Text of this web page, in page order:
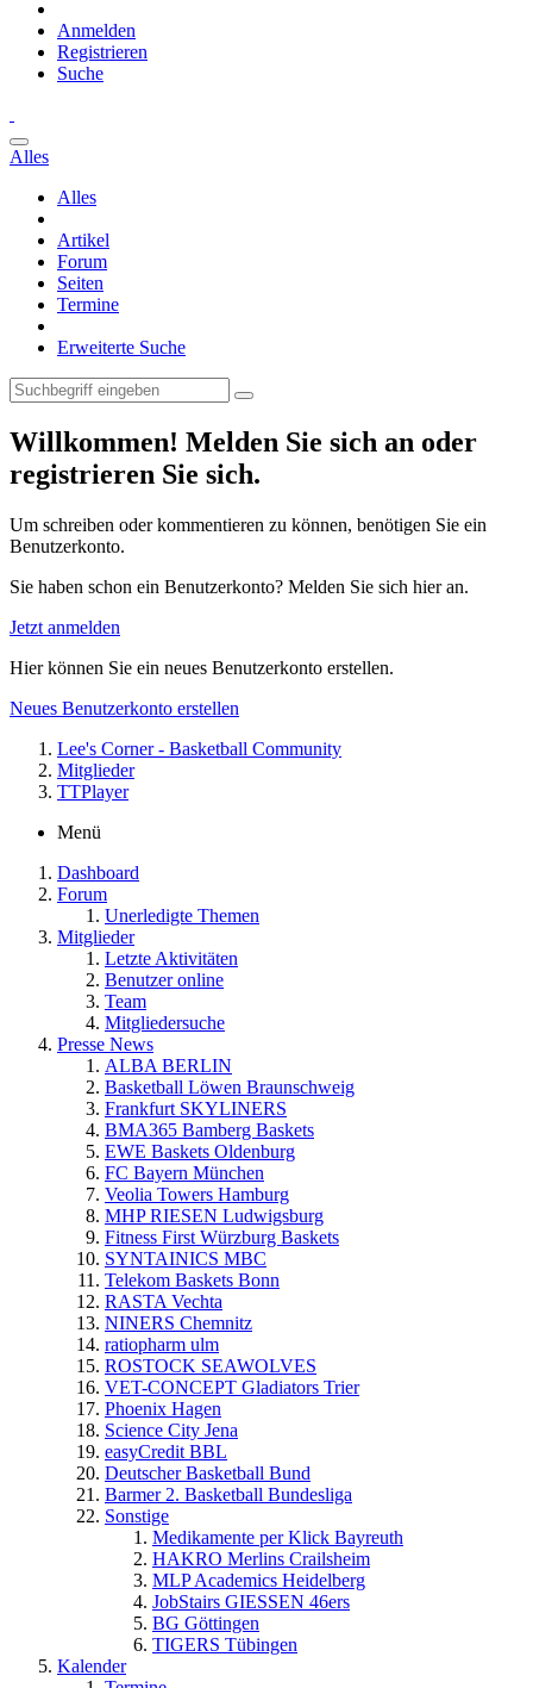
Anmelden
Registrieren
Suche
Alles
Alles
Artikel
Forum
Seiten
Termine
Erweiterte Suche
Willkommen! Melden Sie sich an oder
registrieren Sie sich.
Um schreiben oder kommentieren zu können, benötigen Sie ein
Benutzerkonto.
Sie haben schon ein Benutzerkonto? Melden Sie sich hier an.
Jetzt anmelden
Hier können Sie ein neues Benutzerkonto erstellen.
Neues Benutzerkonto erstellen
Lee's Corner - Basketball Community
Mitglieder
TTPlayer
Menü
Dashboard
Forum
Unerledigte Themen
Mitglieder
Letzte Aktivitäten
Benutzer online
Team
Mitgliedersuche
Presse News
ALBA BERLIN
Basketball Löwen Braunschweig
Frankfurt SKYLINERS
BMA365 Bamberg Baskets
EWE Baskets Oldenburg
FC Bayern München
Veolia Towers Hamburg
MHP RIESEN Ludwigsburg
Fitness First Würzburg Baskets
SYNTAINICS MBC
Telekom Baskets Bonn
RASTA Vechta
NINERS Chemnitz
ratiopharm ulm
ROSTOCK SEAWOLVES
VET-CONCEPT Gladiators Trier
Phoenix Hagen
Science City Jena
easyCredit BBL
Deutscher Basketball Bund
Barmer 2. Basketball Bundesliga
Sonstige
Medikamente per Klick Bayreuth
HAKRO Merlins Crailsheim
MLP Academics Heidelberg
JobStairs GIESSEN 46ers
BG Göttingen
TIGERS Tübingen
Kalender